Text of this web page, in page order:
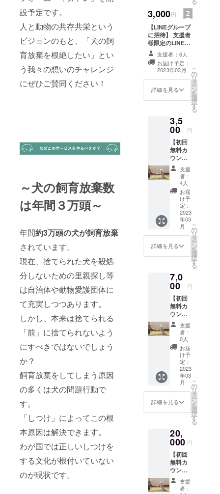
設予定です。
人と動物の共存共栄という
ビジョンのもと、「犬の飼
育放棄を根絶したい」とい
う我々の想いのチャレンジ
にぜひご賛同ください！
～犬の飼育放棄数
は年間３万頭～
年間約3万頭の犬が飼育放棄
されています。
現在、捨てられた犬を殺処
分しないための里親探し等
は自治体や動物愛護団体に
て充実しつつあります。
しかし、本来は捨てられる
「前」に捨てられないよう
にすべきではないでしょう
か？
飼育放棄をしてしまう原因
の多くは犬の問題行動で
す。
「しつけ」によってこの根
本原因は解決できます。
わが国では正しいしつけを
する文化が根付いていない
のが現状です。
つけを根付
かせること
が絶対条件
であると確
信し、この
度、ドッグ
トレーナー
主をつなぐ
フォーム
『イヌト
レ』をリ
リースする
に至りまし
た。
人と動物の
共存共栄と
いうビジョ
ンのもと、
「飼育放棄
を根絶した
い」という
私たちの想
ていただけ
る方、ぜひ
ご支援をお
願いいたし
ます。
3,000円
【LINEグループ
に招待】 支援者
様限定のLINEグ
ループにご招待
します。月１
回、当団体の活
動報告を送信い
たします。本プ
ロジェクトの進
間：2023年3月
より1年間）
支援者：6人
お届け予定：
2023年03月
詳細を見る
こ
の
リ
タ
ー
ン
を
選
択
す
る
3,5
00 円
【初回
無料カ
ウンセ
リング
＋ト
レーニ
ング１
回利用
券】 ・
初回無
料カウ
ンセリ
ング ・
トレー
ニング
１回利
セット
です。
実際に
サービ
スをご
利用い
ただけ
ます。
※トレー
ニング1
回3,900
→3,500
円のお
値引き
です。
支援
者：
4人
お届
け予
定：
2023
年03
月
詳細を見る
こ
の
リ
タ
ー
ン
を
選
択
す
る
7,0
00 円
【初回
無料カ
ウンセ
リング
＋ト
レーニ
ング2回
利用
券】 ・
初回無
料カウ
ンセリ
ング ・
トレー
ニング2
回利用
セット
です。
実際に
サービ
スをご
利用い
ただけ
ます。
支援
者：
0人
お届
け予
定：
2023
年03
月
詳細を見る
こ
の
リ
タ
ー
ン
を
選
択
す
る
20,
000 円
【初回
無料カ
ウンセ
リング
＋ト支援
者：